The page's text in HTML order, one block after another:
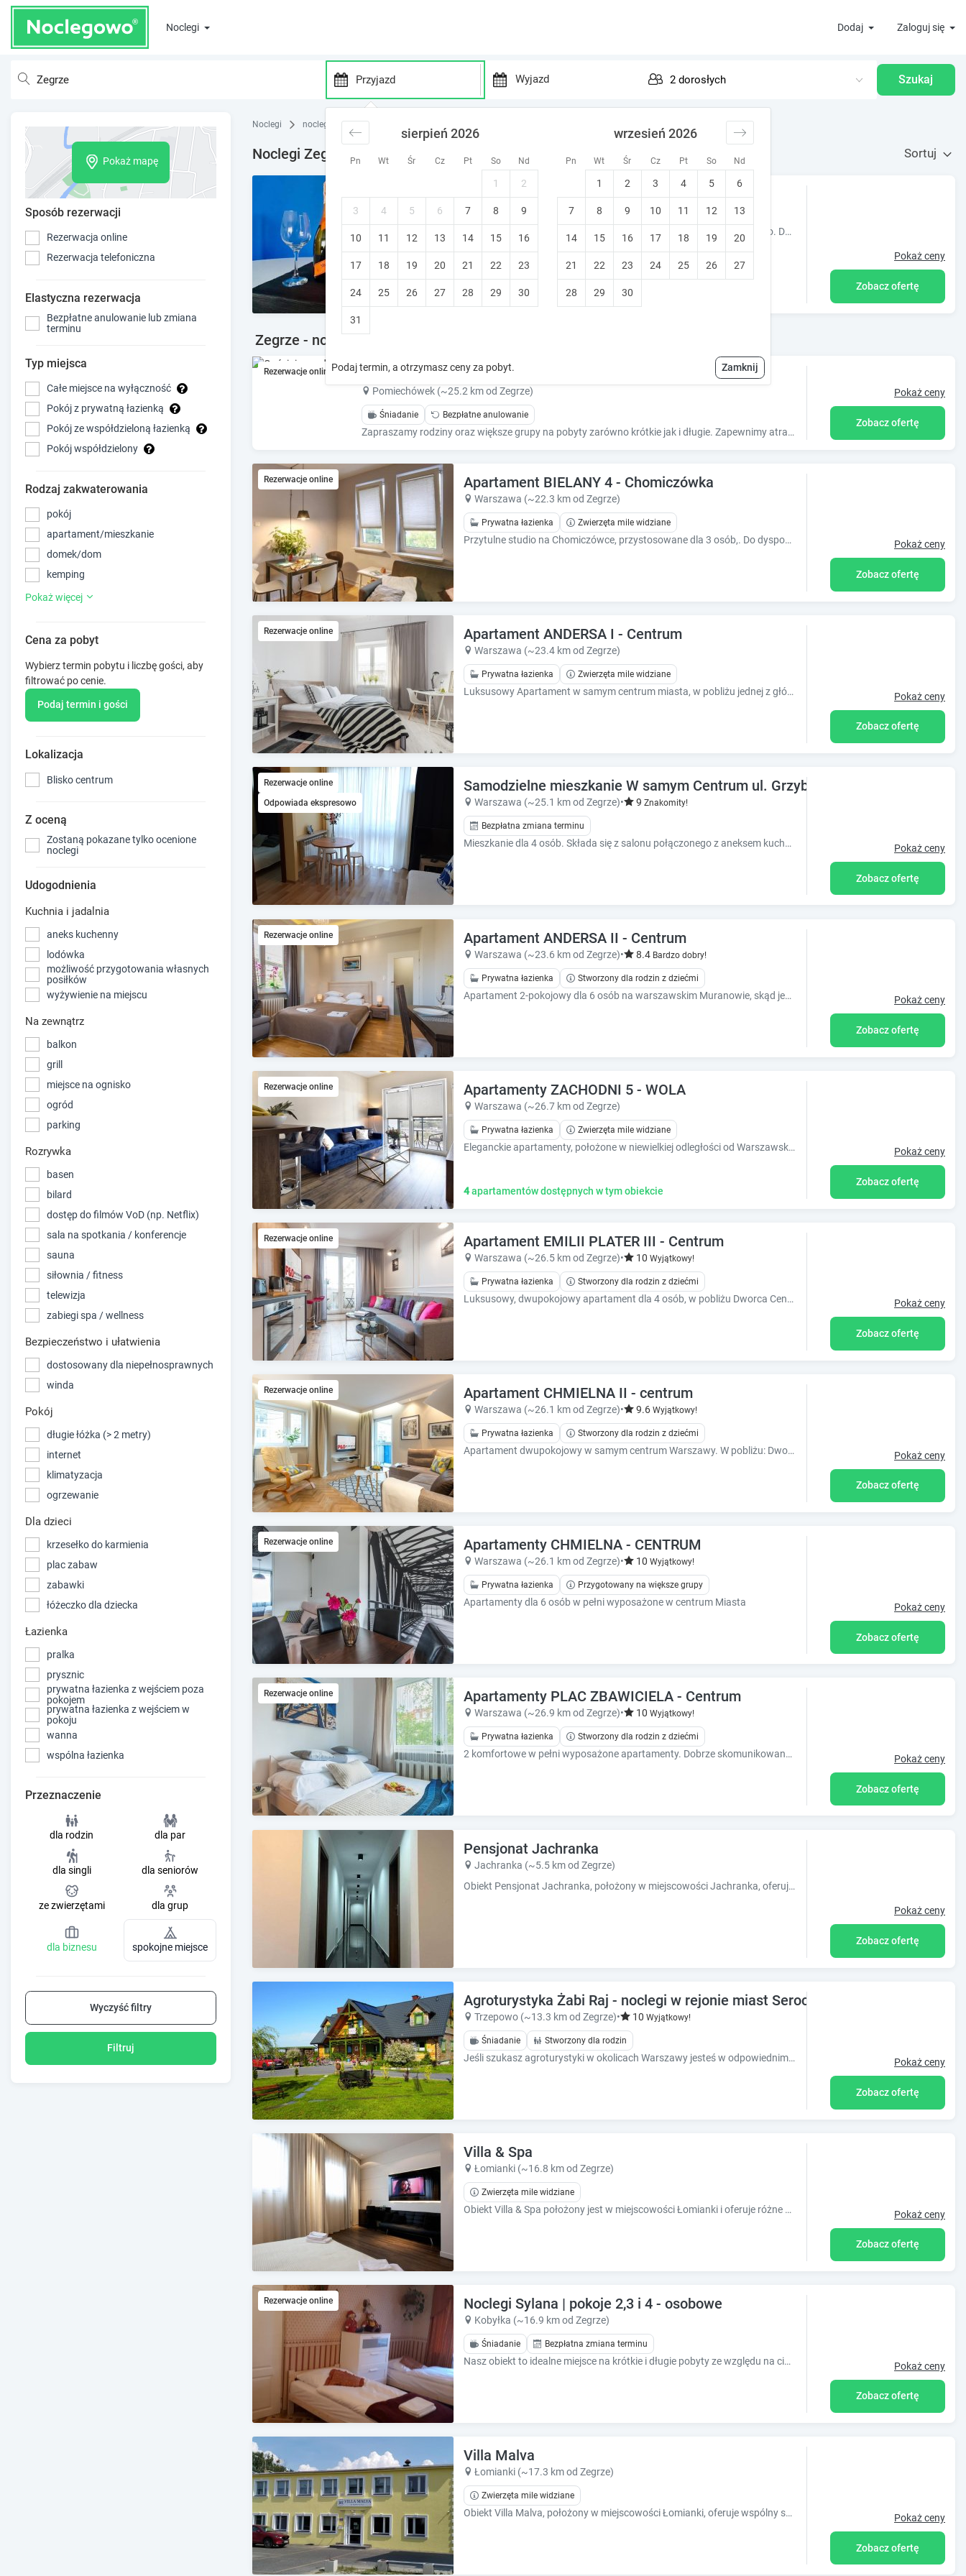
Noclegi Dodaj Zaloguj się
P
e
s
s
d
o
w
n
r
e
t
e
c
t
h
t
h
l
e
n
d
a
r
d
s
e
l
e
c
t
a
a
t
.
P
r
e
s
s
q
u
e
s
t
i
m
k
k
e
y
t
t
t
h
e
k
e
y
s
h
o
r
o
r
c
h
a
g
d
a
t
e
d
w
a
e
y
t
o
i
e
r
c
t
h
a
l
a
s
e
e
.
h
e
q
u
t
m
a
r
k
e
t
t
h
a
r
d
s
t
s
f
o
i
n
g
Pn Wt Śr Cz Pt So Nd Pn Wt Śr Cz Pt So Nd
sierpień 2026
1 2
3 4 5 6 7 8 9
10 11 12 13 14 15 16
17 18 19 20 21 22 23
24 25 26 27 28 29 30
31
wrzesień 2026
1 2 3 4 5 6
7 8 9 10 11 12 13
14 15 16 17 18 19 20
21 22 23 24 25 26 27
28 29 30
Podaj termin, a otrzymasz ceny za pobyt. Zamknij
Szukaj
Pokaż mapę
Sposób rezerwacji
Rezerwacja online
Rezerwacja telefoniczna
Elastyczna rezerwacja
Bezpłatne anulowanie lub zmiana
terminu
Typ miejsca
Całe miejsce na wyłączność
Pokój z prywatną łazienką
Pokój ze współdzieloną łazienką
Pokój współdzielony
Rodzaj zakwaterowania
pokój
apartament/mieszkanie
domek/dom
kemping
Pokaż więcej
Cena za pobyt
Wybierz termin pobytu i liczbę gości, aby
filtrować po cenie.
Podaj termin i gości
Lokalizacja
Blisko centrum
Z oceną
Zostaną pokazane tylko ocenione
noclegi
Udogodnienia
Kuchnia i jadalnia
aneks kuchenny
lodówka
możliwość przygotowania własnych
posiłków
wyżywienie na miejscu
Na zewnątrz
balkon
grill
miejsce na ognisko
ogród
parking
Rozrywka
basen
bilard
dostęp do filmów VoD (np. Netflix)
sala na spotkania / konferencje
sauna
siłownia / fitness
telewizja
zabiegi spa / wellness
Bezpieczeństwo i ułatwienia
dostosowany dla niepełnosprawnych
winda
Pokój
długie łóżka (> 2 metry)
internet
klimatyzacja
ogrzewanie
Dla dzieci
krzesełko do karmienia
plac zabaw
zabawki
łóżeczko dla dziecka
Łazienka
pralka
prysznic
prywatna łazienka z wejściem poza
pokojem
prywatna łazienka z wejściem w
pokoju
wanna
wspólna łazienka
Przeznaczenie
dla rodzin dla par
dla singli dla seniorów
ze zwierzętami dla grup
dla biznesu spokojne miejsce
Wyczyść filtry
Filtruj
Noclegi noclegi nad jeziorem
Noclegi Zegrze Sortuj
Apartamenty Pod Żaglami
Zegrze
Obiekt Apartamenty Pod Żaglami oferuje balkon oraz widok na jezioro. Do dyspozycji Gości jest również ekspres do kawy. Odległość ważnych miejs
Pokaż ceny
Zobacz ofertę
Zegrze - noclegi w okolicy
Rezerwacje online Gościniec nad Wkrą
Pomiechówek (~25.2 km od Zegrze)
Śniadanie Bezpłatne anulowanie
Zapraszamy rodziny oraz większe grupy na pobyty zarówno krótkie jak i długie. Zapewnimy atrakcje dla każdego gościa zapraszamy do obejrzenia oferty
Pokaż ceny
Zobacz ofertę
Rezerwacje online Apartament BIELANY 4 - Chomiczówka
Warszawa (~22.3 km od Zegrze)
Prywatna łazienka Zwierzęta mile widziane
Przytulne studio na Chomiczówce, przystosowane dla 3 osób,. Do dyspozycji gości również w pełni wyposażony aneks kuchenny oraz łazienka z prysznicem. Pokaż ceny
Zobacz ofertę
Rezerwacje online Apartament ANDERSA I - Centrum
Warszawa (~23.4 km od Zegrze)
Prywatna łazienka Zwierzęta mile widziane
Luksusowy Apartament w samym centrum miasta, w pobliżu jednej z głównych ulic Warszawy. Odległość spacerowa do Starego Miasta i Nowego Miasta. Pokaż ceny
Zobacz ofertę
Rezerwacje online
Odpowiada ekspresowo
Samodzielne mieszkanie W samym Centrum ul. Grzybowska p.IX
Warszawa (~25.1 km od Zegrze)• 9 Znakomity!
Bezpłatna zmiana terminu
Mieszkanie dla 4 osób. Składa się z salonu połączonego z aneksem kuchennym oraz oddzielnej sypialni i łazienki. Pokaż ceny
Zobacz ofertę
Rezerwacje online Apartament ANDERSA II - Centrum
Warszawa (~23.6 km od Zegrze)• 8.4 Bardzo dobry!
Prywatna łazienka Stworzony dla rodzin z dziećmi
Apartament 2-pokojowy dla 6 osób na warszawskim Muranowie, skąd jest bardzo bliska odległość spacerowa od Nowego i Starego Miasta. Pokaż ceny
Zobacz ofertę
Rezerwacje online Apartamenty ZACHODNI 5 - WOLA
Warszawa (~26.7 km od Zegrze)
Prywatna łazienka Zwierzęta mile widziane
Eleganckie apartamenty, położone w niewielkiej odległości od Warszawskiego Centrum Expo XXI i Dworca Warszawa Zachodnia.
4apartamentów dostępnych w tym obiekcie
Pokaż ceny
Zobacz ofertę
Rezerwacje online Apartament EMILII PLATER III - Centrum
Warszawa (~26.5 km od Zegrze)• 10 Wyjątkowy!
Prywatna łazienka Stworzony dla rodzin z dziećmi
Luksusowy, dwupokojowy apartament dla 4 osób, w pobliżu Dworca Centralnego, Złotych Tarasów i Ronda ONZ. W samym centrum Warszawy. Pokaż ceny
Zobacz ofertę
Rezerwacje online Apartament CHMIELNA II - centrum
Warszawa (~26.1 km od Zegrze)• 9.6 Wyjątkowy!
Prywatna łazienka Stworzony dla rodzin z dziećmi
Apartament dwupokojowy w samym centrum Warszawy. W pobliżu: Dworzec Centralny, Złote Tarasy i Rondo ONZ. Pokaż ceny
Zobacz ofertę
Rezerwacje online Apartamenty CHMIELNA - CENTRUM
Warszawa (~26.1 km od Zegrze)• 10 Wyjątkowy!
Prywatna łazienka Przygotowany na większe grupy
Apartamenty dla 6 osób w pełni wyposażone w centrum Miasta Pokaż ceny
Zobacz ofertę
Rezerwacje online Apartamenty PLAC ZBAWICIELA - Centrum
Warszawa (~26.9 km od Zegrze)• 10 Wyjątkowy!
Prywatna łazienka Stworzony dla rodzin z dziećmi
2 komfortowe w pełni wyposażone apartamenty. Dobrze skomunikowane z centrum w pobliżu Placu Zbawiciela. Pokaż ceny
Zobacz ofertę
Pensjonat Jachranka
Jachranka (~5.5 km od Zegrze)
Obiekt Pensjonat Jachranka, położony w miejscowości Jachranka, oferuje ogród, taras oraz różne opcje zakwaterowania, w których zapewniono bezp?
Pokaż ceny
Zobacz ofertę
Agroturystyka Żabi Raj - noclegi w rejonie miast Serock i Pułtusk
Trzepowo (~13.3 km od Zegrze)• 10 Wyjątkowy!
Śniadanie Stworzony dla rodzin
Jeśli szukasz agroturystyki w okolicach Warszawy jesteś w odpowiednim miejscu. Pokaż ceny
Zobacz ofertę
Villa & Spa
Łomianki (~16.8 km od Zegrze)
Zwierzęta mile widziane
Obiekt Villa & Spa położony jest w miejscowości Łomianki i oferuje różne opcje zakwaterowania, które są klimatyzowane. Pokaż ceny
Zobacz ofertę
Rezerwacje online Noclegi Sylana | pokoje 2,3 i 4 - osobowe
Kobyłka (~16.9 km od Zegrze)
Śniadanie Bezpłatna zmiana terminu
Nasz obiekt to idealne miejsce na krótkie i długie pobyty ze względu na ciszę , domową atmosferę i poczucie luksusu. Oferty na większą ilość pokoi lu Pokaż ceny
Zobacz ofertę
Villa Malva
Łomianki (~17.3 km od Zegrze)
Zwierzęta mile widziane
Obiekt Villa Malva, położony w miejscowości Łomianki, oferuje wspólny salon, taras oraz różne opcje zakwaterowania, w których zapewniono bezp? Pokaż ceny
Zobacz ofertę